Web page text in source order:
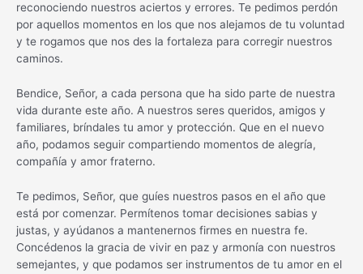
reconociendo nuestros aciertos y errores. Te pedimos perdón
por aquellos momentos en los que nos alejamos de tu voluntad
y te rogamos que nos des la fortaleza para corregir nuestros
caminos.
Bendice, Señor, a cada persona que ha sido parte de nuestra
vida durante este año. A nuestros seres queridos, amigos y
familiares, bríndales tu amor y protección. Que en el nuevo
año, podamos seguir compartiendo momentos de alegría,
compañía y amor fraterno.
Te pedimos, Señor, que guíes nuestros pasos en el año que
está por comenzar. Permítenos tomar decisiones sabias y
justas, y ayúdanos a mantenernos firmes en nuestra fe.
Concédenos la gracia de vivir en paz y armonía con nuestros
semejantes, y que podamos ser instrumentos de tu amor en el